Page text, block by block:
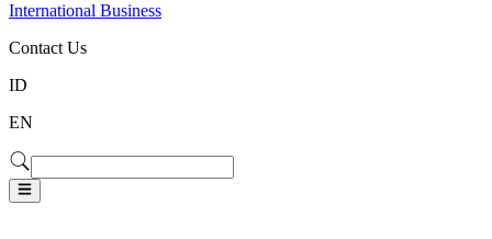
International Business
Contact Us
ID
EN